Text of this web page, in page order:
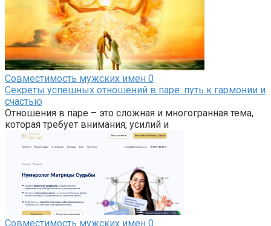
Совместимость мужских имен 0
Секреты успешных отношений в паре: путь к гармонии и
счастью
Отношения в паре – это сложная и многогранная тема,
которая требует внимания, усилий и
Совместимость мужских имен 0